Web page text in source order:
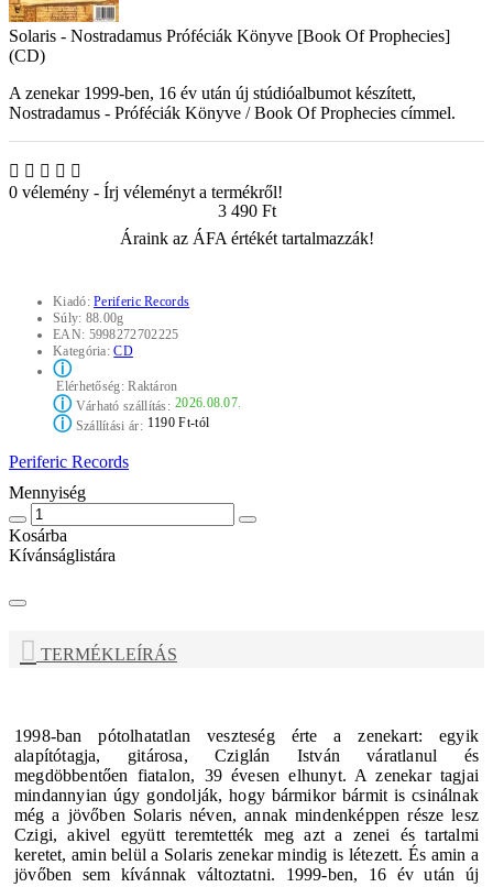
Solaris - Nostradamus Próféciák Könyve [Book Of Prophecies]
(CD)
A zenekar 1999-ben, 16 év után új stúdióalbumot készített,
Nostradamus - Próféciák Könyve / Book Of Prophecies címmel.
0 vélemény - Írj véleményt a termékről!
3 490 Ft
Áraink az ÁFA értékét tartalmazzák!
Kiadó:Periferic Records
Súly: 88.00g
EAN: 5998272702225
Kategória:CD
ⓘ
Elérhetőség:Raktáron
ⓘVárható szállítás: 2026.08.07.
ⓘSzállítási ár: 1190 Ft-tól
Periferic Records
Mennyiség
Kosárba
Kívánságlistára
TERMÉKLEÍRÁS
1998-ban pótolhatatlan veszteség érte a zenekart: egyik
alapítótagja, gitárosa, Cziglán István váratlanul és
megdöbbentően fiatalon, 39 évesen elhunyt. A zenekar tagjai
mindannyian úgy gondolják, hogy bármikor bármit is csinálnak
még a jövőben Solaris néven, annak mindenképpen része lesz
Czigi, akivel együtt teremtették meg azt a zenei és tartalmi
keretet, amin belül a Solaris zenekar mindig is létezett. És amin a
jövőben sem kívánnak változtatni. 1999-ben, 16 év után új